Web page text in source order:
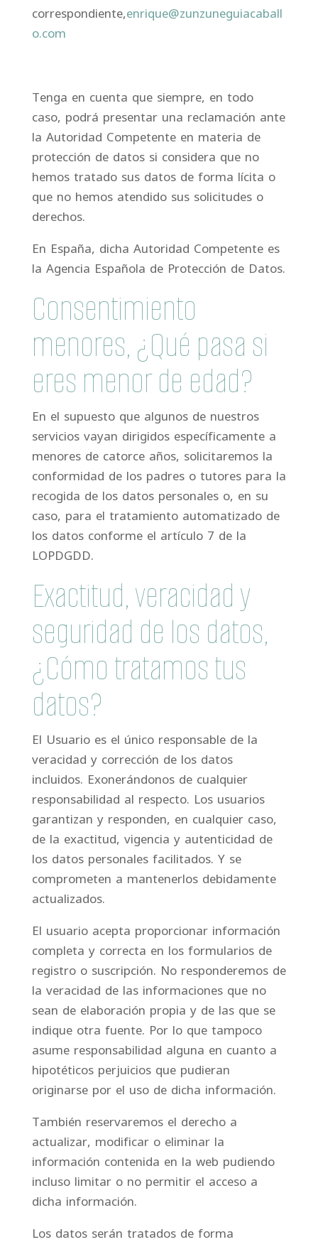
correspondiente,enrique@zunzuneguiacaball
o.com
Tenga en cuenta que siempre, en todo
caso, podrá presentar una reclamación ante
la Autoridad Competente en materia de
protección de datos si considera que no
hemos tratado sus datos de forma lícita o
que no hemos atendido sus solicitudes o
derechos.
En España, dicha Autoridad Competente es
la Agencia Española de Protección de Datos.
Consentimiento
menores, ¿Qué pasa si
eres menor de edad?
En el supuesto que algunos de nuestros
servicios vayan dirigidos específicamente a
menores de catorce años, solicitaremos la
conformidad de los padres o tutores para la
recogida de los datos personales o, en su
caso, para el tratamiento automatizado de
los datos conforme el artículo 7 de la
LOPDGDD.
Exactitud, veracidad y
seguridad de los datos,
¿Cómo tratamos tus
datos?
El Usuario es el único responsable de la
veracidad y corrección de los datos
incluidos. Exonerándonos de cualquier
responsabilidad al respecto. Los usuarios
garantizan y responden, en cualquier caso,
de la exactitud, vigencia y autenticidad de
los datos personales facilitados. Y se
comprometen a mantenerlos debidamente
actualizados.
El usuario acepta proporcionar información
completa y correcta en los formularios de
registro o suscripción. No responderemos de
la veracidad de las informaciones que no
sean de elaboración propia y de las que se
indique otra fuente. Por lo que tampoco
asume responsabilidad alguna en cuanto a
hipotéticos perjuicios que pudieran
originarse por el uso de dicha información.
También reservaremos el derecho a
actualizar, modificar o eliminar la
información contenida en la web pudiendo
incluso limitar o no permitir el acceso a
dicha información.
Los datos serán tratados de forma